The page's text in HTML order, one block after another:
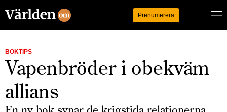
Prenumerera
BOKTIPS
Vapenbröder i obekväm
allians